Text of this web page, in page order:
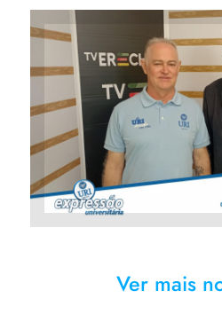
Corede Norte
cronograma da
Popular deste
Ver mais